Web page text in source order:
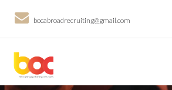
bocabroadrecruiting@gmail.com